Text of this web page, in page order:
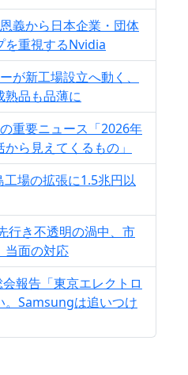
義から日本企業・団体
を重視するNvidia
が新工場設立へ動く、
熟品も品薄に
重要ニュース「2026年
ら見えてくるもの」
場の拡張に1.5兆円以
行き不透明の渦中、市
当面の対応
報告「東京エレクトロ
。Samsungは追いつけ